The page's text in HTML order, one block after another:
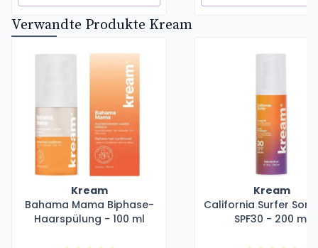
Verwandte Produkte Kream
Kream
Bahama Mama Biphase-
Haarspülung - 100 ml
Kream
California Surfer
SPF30 - 200 ml